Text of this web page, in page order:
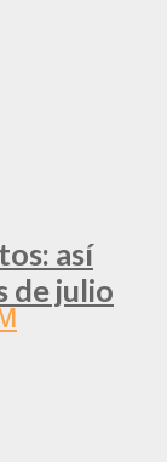
así
de julio